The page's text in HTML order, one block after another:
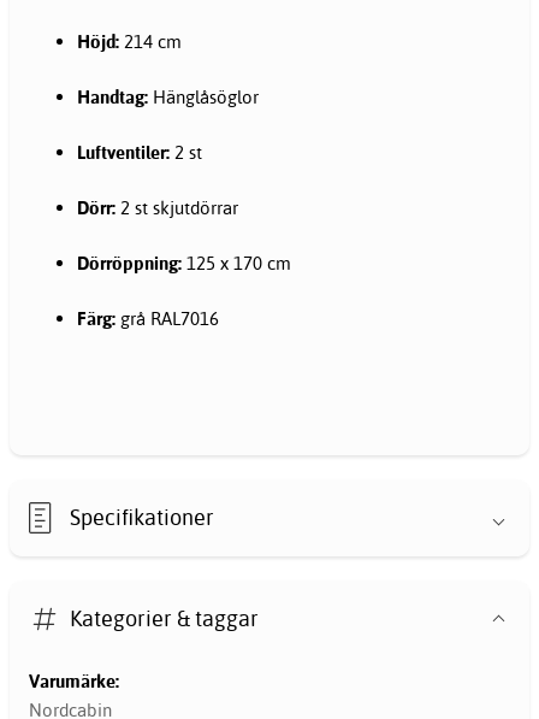
Höjd: 214 cm
Handtag: Hänglåsöglor
Luftventiler: 2 st
Dörr: 2 st skjutdörrar
Dörröppning: 125 x 170 cm
Färg: grå RAL7016
Specifikationer
Kategorier & taggar
Varumärke:
Nordcabin